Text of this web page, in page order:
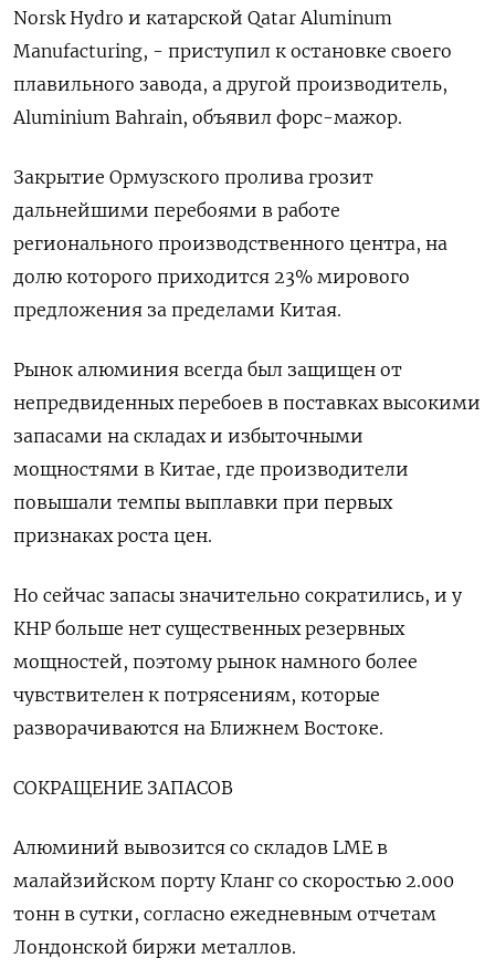
Norsk Hydro и катарской Qatar Aluminum
‌Manufacturing, - приступил к остановке своего
плавильного завода, а другой производитель,
Aluminium Bahrain, объявил форс-мажор.
Закрытие Ормузского пролива грозит
дальнейшими перебоями в работе
регионального производственного центра, на
долю которого приходится 23% мирового
предложения за пределами Китая.
Рынок алюминия всегда был защищен от
непредвиденных перебоев в поставках высокими
запасами на складах и избыточными
мощностями в Китае, где производители
повышали ​темпы выплавки при первых
признаках роста цен.
Но сейчас запасы ​значительно сократились, и у
КНР больше нет существенных резервных
мощностей, ​поэтому рынок ⁠намного более
чувствителен к потрясениям, которые
разворачиваются на Ближнем Востоке.
СОКРАЩЕНИЕ ЗАПАСОВ
Алюминий вывозится со складов LME в
малайзийском порту Кланг со скоростью 2.000
‌тонн в сутки, согласно ежедневным отчетам
Лондонской биржи металлов.